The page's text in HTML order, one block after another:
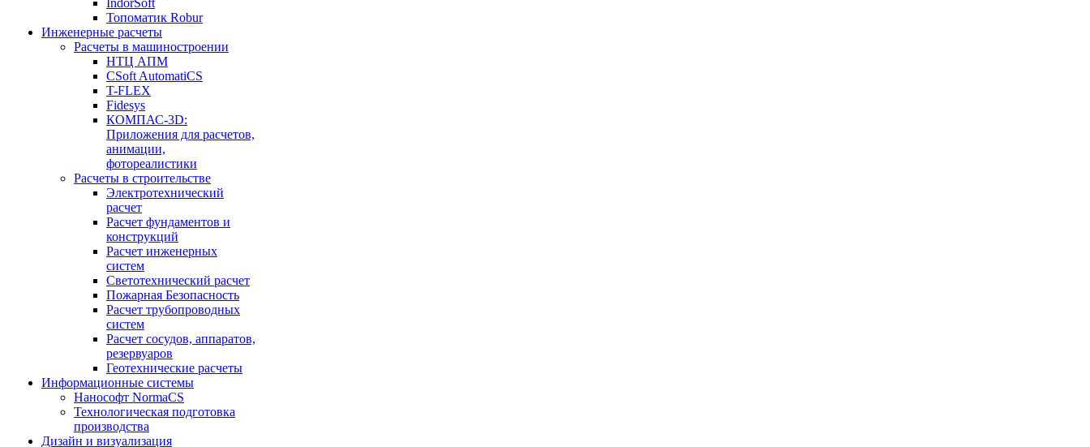
IndorSoft
Топоматик Robur
Инженерные расчеты
Расчеты в машиностроении
НТЦ АПМ
CSoft AutomatiCS
T-FLEX
Fidesys
КОМПАС-3D:
Приложения для расчетов,
анимации,
фотореалистики
Расчеты в строительстве
Электротехнический
расчет
Расчет фундаментов и
конструкций
Расчет инженерных
систем
Светотехнический расчет
Пожарная Безопасность
Расчет трубопроводных
систем
Расчет сосудов, аппаратов,
резервуаров
Геотехнические расчеты
Информационные системы
Нанософт NormaCS
Технологическая подготовка
производства
Дизайн и визуализация